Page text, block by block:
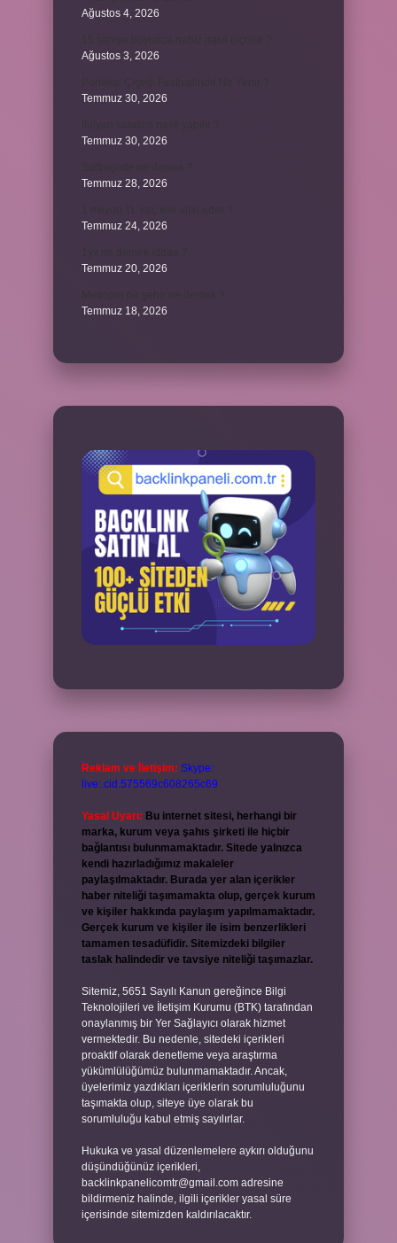
Ağustos 4, 2026
Ağustos 3, 2026
Temmuz 30, 2026
Temmuz 30, 2026
Temmuz 28, 2026
Temmuz 24, 2026
Temmuz 20, 2026
Temmuz 18, 2026
Reklam ve İletişim: Skype:
live:.cid.575569c608265c69
Yasal Uyarı: Bu internet sitesi, herhangi bir
marka, kurum veya şahıs şirketi ile hiçbir
bağlantısı bulunmamaktadır. Sitede yalnızca
kendi hazırladığımız makaleler
paylaşılmaktadır. Burada yer alan içerikler
haber niteliği taşımamakta olup, gerçek kurum
ve kişiler hakkında paylaşım yapılmamaktadır.
Gerçek kurum ve kişiler ile isim benzerlikleri
tamamen tesadüfidir. Sitemizdeki bilgiler
taslak halindedir ve tavsiye niteliği taşımazlar.
Sitemiz, 5651 Sayılı Kanun gereğince Bilgi
Teknolojileri ve İletişim Kurumu (BTK) tarafından
onaylanmış bir Yer Sağlayıcı olarak hizmet
vermektedir. Bu nedenle, sitedeki içerikleri
proaktif olarak denetleme veya araştırma
yükümlülüğümüz bulunmamaktadır. Ancak,
üyelerimiz yazdıkları içeriklerin sorumluluğunu
taşımakta olup, siteye üye olarak bu
sorumluluğu kabul etmiş sayılırlar.
Hukuka ve yasal düzenlemelere aykırı olduğunu
düşündüğünüz içerikleri,
backlinkpanelicomtr@gmail.com adresine
bildirmeniz halinde, ilgili içerikler yasal süre
içerisinde sitemizden kaldırılacaktır.